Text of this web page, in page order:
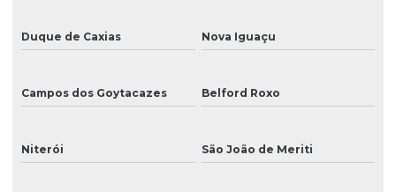
Impressora digital eco solvente
Impressora digital solvente
Duque de Caxias Nova Iguaçu
Campos dos Goytacazes Belford Roxo
Niterói São João de Meriti